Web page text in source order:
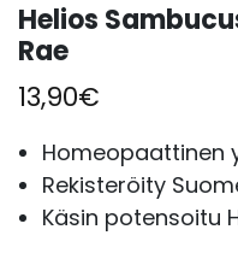
Helios
Rae
13,90€
Homeopaattinen
Rekisteröity
Käsin potensoitu